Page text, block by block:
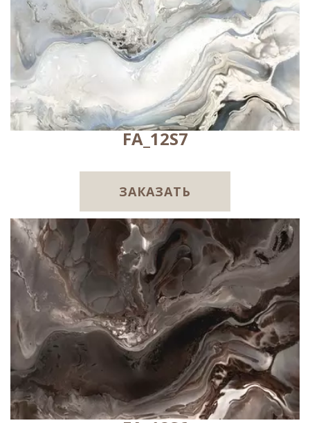
FA_12S7
ЗАКАЗАТЬ